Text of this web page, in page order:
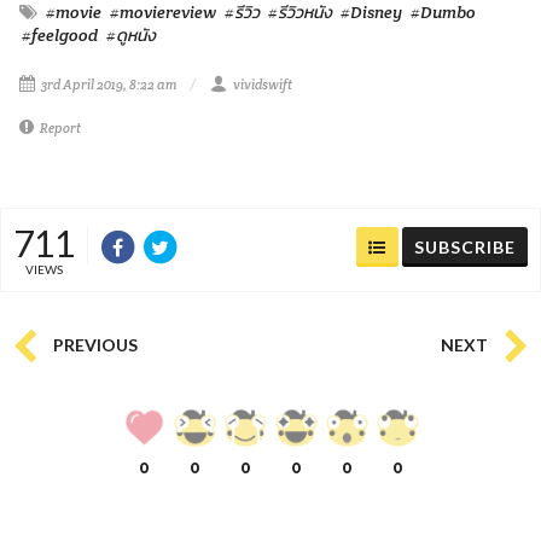
#movie #moviereview #รีวิว #รีวิวหนัง #Disney #Dumbo
#feelgood #ดูหนัง
3rd April 2019, 8:22 am vividswift
Report
711
VIEWS
SUBSCRIBE
PREVIOUS NEXT
0 0 0 0 0 0